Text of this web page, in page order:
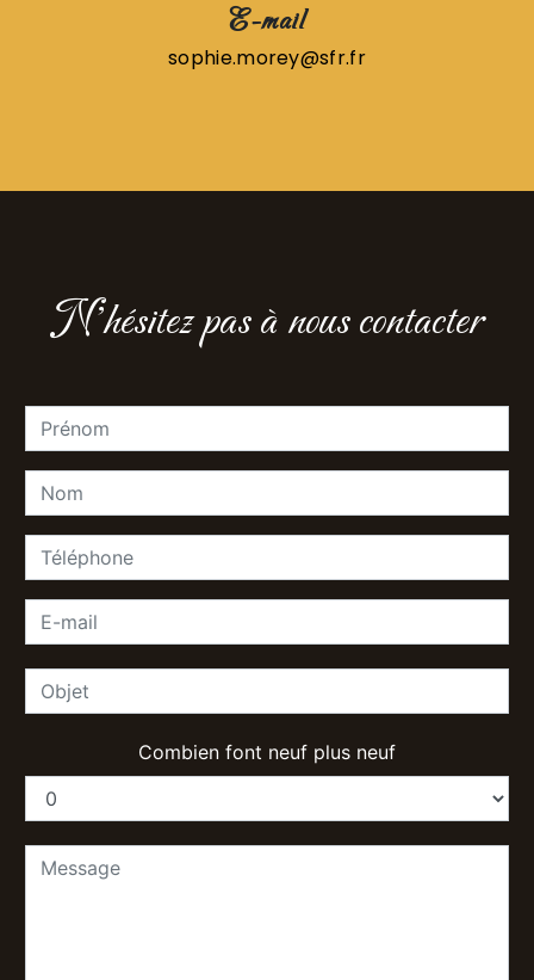
E-mail
sophie.morey@sfr.fr
N'hésitez pas à nous contacter
Combien font neuf plus neuf